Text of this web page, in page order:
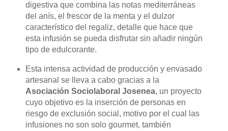
digestiva que combina las notas mediterráneas
del anís, el frescor de la menta y el dulzor
característico del regaliz, detalle que hace que
esta infusión se pueda disfrutar sin añadir ningún
tipo de edulcorante.
Esta intensa actividad de producción y envasado
artesanal se lleva a cabo gracias a la
Asociación Sociolaboral Josenea, un proyecto
cuyo objetivo es la inserción de personas en
riesgo de exclusión social, motivo por el cual las
infusiones no son solo gourmet, también